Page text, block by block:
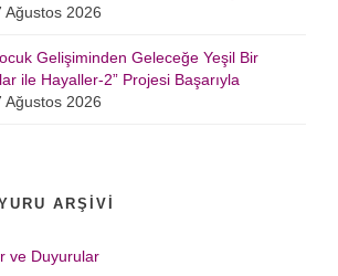
Ağustos 2026
Gelişiminden Geleceğe Yeşil Bir
ile Hayaller-2” Projesi Başarıyla
Ağustos 2026
ARŞIVI
ve Duyurular